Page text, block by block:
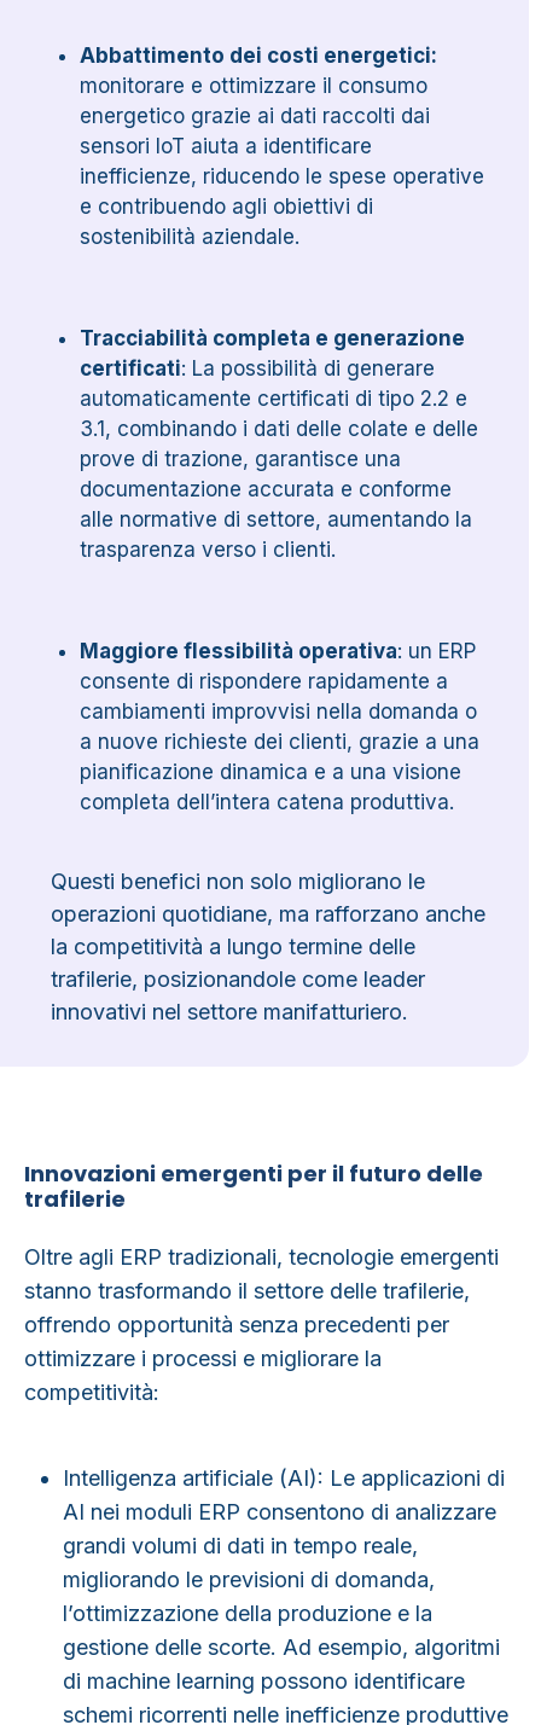
Abbattimento dei costi energetici:
monitorare e ottimizzare il consumo
energetico grazie ai dati raccolti dai
sensori IoT aiuta a identificare
inefficienze, riducendo le spese operative
e contribuendo agli obiettivi di
sostenibilità aziendale.
Tracciabilità completa e generazione
certificati: La possibilità di generare
automaticamente certificati di tipo 2.2 e
3.1, combinando i dati delle colate e delle
prove di trazione, garantisce una
documentazione accurata e conforme
alle normative di settore, aumentando la
trasparenza verso i clienti.
Maggiore flessibilità operativa: un ERP
consente di rispondere rapidamente a
cambiamenti improvvisi nella domanda o
a nuove richieste dei clienti, grazie a una
pianificazione dinamica e a una visione
completa dell’intera catena produttiva.
Questi benefici non solo migliorano le
operazioni quotidiane, ma rafforzano anche
la competitività a lungo termine delle
trafilerie, posizionandole come leader
innovativi nel settore manifatturiero.
Innovazioni emergenti per il futuro delle
trafilerie
Oltre agli ERP tradizionali, tecnologie emergenti
stanno trasformando il settore delle trafilerie,
offrendo opportunità senza precedenti per
ottimizzare i processi e migliorare la
competitività:
Intelligenza artificiale (AI): Le applicazioni di
AI nei moduli ERP consentono di analizzare
grandi volumi di dati in tempo reale,
migliorando le previsioni di domanda,
l’ottimizzazione della produzione e la
gestione delle scorte. Ad esempio, algoritmi
di machine learning possono identificare
schemi ricorrenti nelle inefficienze produttive